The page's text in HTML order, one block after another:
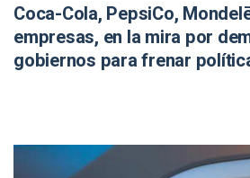
Coca-Cola, PepsiCo,
empresas, en la mira por
gobiernos para frenar